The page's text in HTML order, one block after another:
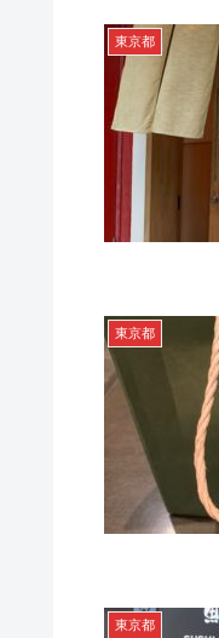
東京都
東京都
東京都